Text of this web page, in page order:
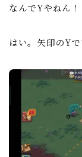
なんでYやねん
はい。矢印のY